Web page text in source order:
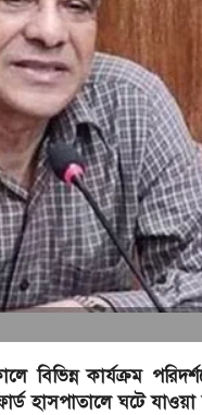
কার্যক্রম পরিদর্শনে
হাসপাতালে ঘটে